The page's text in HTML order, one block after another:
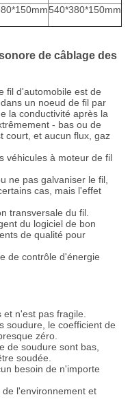
540*380*150mm
de câblage des
fil d'automobile est de
un noeud de fil par
la conductivité après la
- bas ou de
court, et aucun flux, gaz
véhicules à moteur de fil
ne pas galvaniser le fil,
cas, mais l'effet
transversale du fil.
du logiciel de bon
de qualité pour
de contrôle d'énergie
et n'est pas fragile.
soudure, le coefficient de
zéro.
de soudure sont bas,
soudée.
besoin de n'importe
l'environnement et